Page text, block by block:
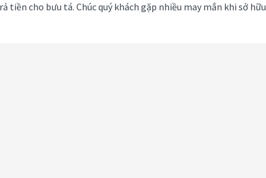
cho bưu tá. Chúc quý khách gặp nhiều may mắn khi sở hữu